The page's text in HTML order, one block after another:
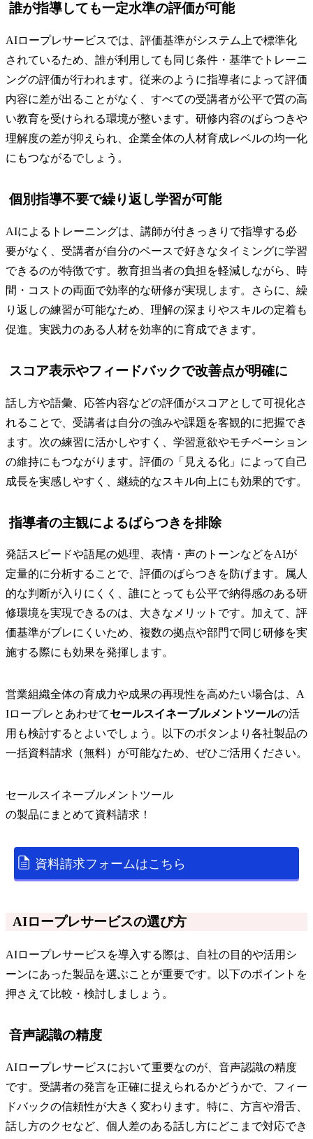
誰が指導しても一定水準の評価が可能
AIロープレサービスでは、評価基準がシステム上で標準化
されているため、誰が利用しても同じ条件・基準でトレーニ
ングの評価が行われます。従来のように指導者によって評価
内容に差が出ることがなく、すべての受講者が公平で質の高
い教育を受けられる環境が整います。研修内容のばらつきや
理解度の差が抑えられ、企業全体の人材育成レベルの均一化
にもつながるでしょう。
個別指導不要で繰り返し学習が可能
AIによるトレーニングは、講師が付きっきりで指導する必
要がなく、受講者が自分のペースで好きなタイミングに学習
できるのが特徴です。教育担当者の負担を軽減しながら、時
間・コストの両面で効率的な研修が実現します。さらに、繰
り返しの練習が可能なため、理解の深まりやスキルの定着も
促進。実践力のある人材を効率的に育成できます。
スコア表示やフィードバックで改善点が明確に
話し方や語彙、応答内容などの評価がスコアとして可視化さ
れることで、受講者は自分の強みや課題を客観的に把握でき
ます。次の練習に活かしやすく、学習意欲やモチベーション
の維持にもつながります。評価の「見える化」によって自己
成長を実感しやすく、継続的なスキル向上にも効果的です。
指導者の主観によるばらつきを排除
発話スピードや語尾の処理、表情・声のトーンなどをAIが
定量的に分析することで、評価のばらつきを防げます。属人
的な判断が入りにくく、誰にとっても公平で納得感のある研
修環境を実現できるのは、大きなメリットです。加えて、評
価基準がブレにくいため、複数の拠点や部門で同じ研修を実
施する際にも効果を発揮します。
営業組織全体の育成力や成果の再現性を高めたい場合は、A
Iロープレとあわせてセールスイネーブルメントツールの活
用も検討するとよいでしょう。以下のボタンより各社製品の
一括資料請求（無料）が可能なため、ぜひご活用ください。
セールスイネーブルメントツール
の製品にまとめて資料請求！
資料請求フォームはこちら
AIロープレサービスの選び方
AIロープレサービスを導入する際は、自社の目的や活用シ
ーンにあった製品を選ぶことが重要です。以下のポイントを
押さえて比較・検討しましょう。
音声認識の精度
AIロープレサービスにおいて重要なのが、音声認識の精度
です。受講者の発言を正確に捉えられるかどうかで、フィー
ドバックの信頼性が大きく変わります。特に、方言や滑舌、
話し方のクセなど、個人差のある話し方にどこまで対応でき